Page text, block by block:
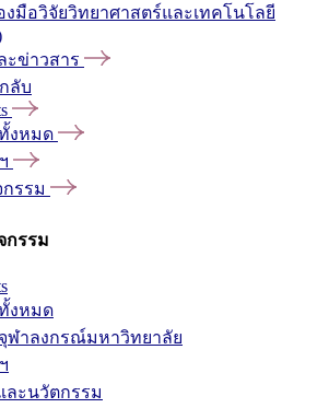
งมือวิจัยวิทยาศาสตร์และเทคโนโลยี
ะข่าวสาร
ลับ
งหมด
รรม
กรรม
งหมด
ฬาลงกรณ์มหาวิทยาลัย
ละนวัตกรรม